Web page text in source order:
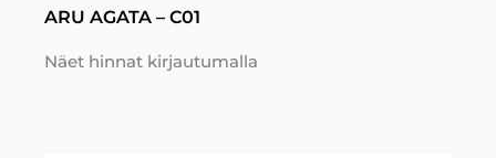
ARU AGATA – C01
Näet hinnat kirjautumalla